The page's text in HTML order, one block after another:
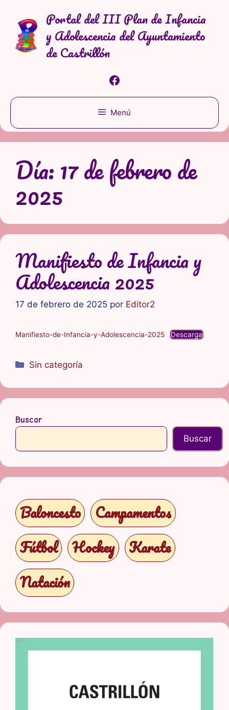
contenido
Portal del III Plan de Infancia
y Adolescencia del Ayuntamiento
de Castrillón
Facebook
Menú
Día:17 de febrero de
2025
Manifiesto de Infancia y
Adolescencia 2025
17 de febrero de 2025 por Editor2
Manifiesto-de-Infancia-y-Adolescencia-2025 Descarga
Categorías
Sin categoría
Buscar
Buscar
Baloncesto
Campamentos
Fútbol
Hockey
Karate
Natación